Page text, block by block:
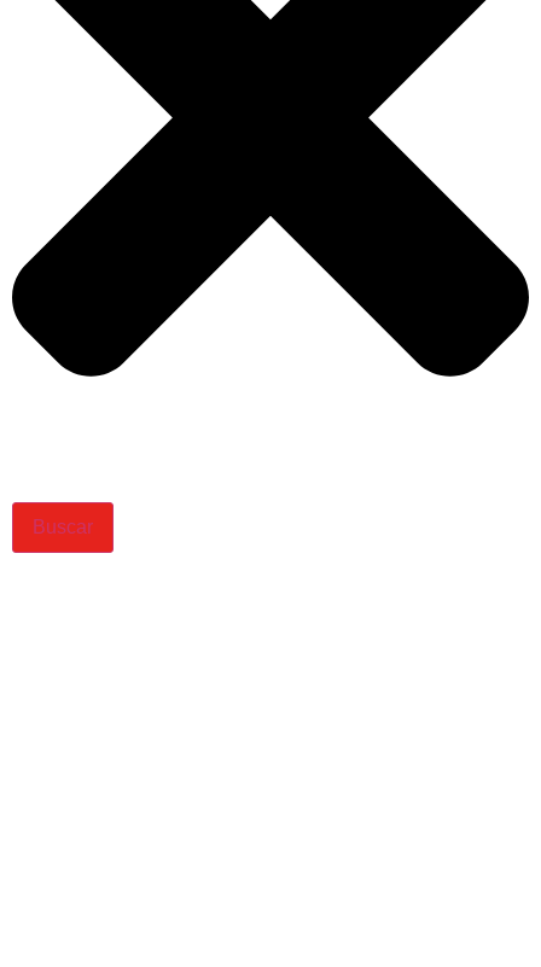
Buscar